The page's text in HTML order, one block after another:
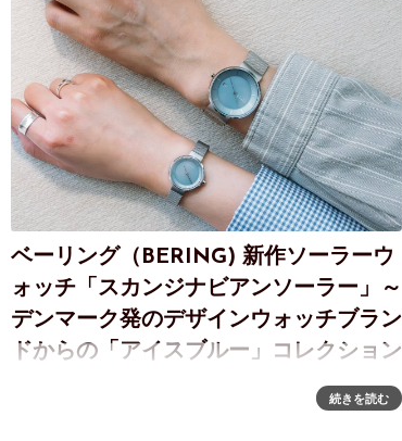
ベーリング（BERING) 新作ソーラーウ
ォッチ「スカンジナビアンソーラー」～
デンマーク発のデザインウォッチブラン
ドからの「アイスブルー」コレクション
BERINGから北極の氷河が織りなす繊細なアイスブルー
をまとったソーラーウォッチが登場A quiet and beautiful
続きを読む